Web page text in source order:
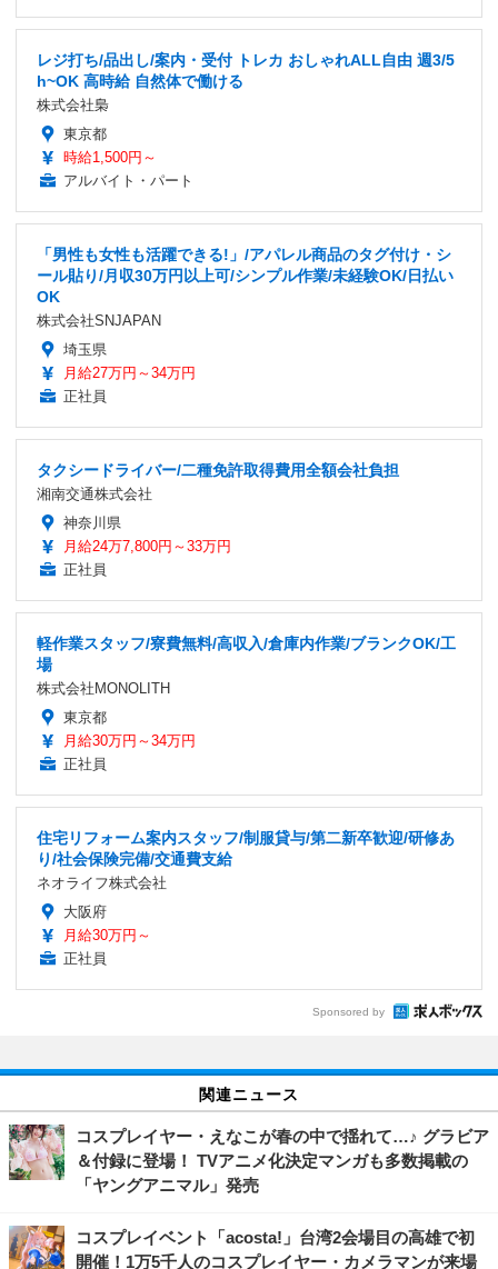
レジ打ち/品出し/案内・受付 トレカ おしゃれALL自由 週3/5
h~OK 高時給 自然体で働ける
株式会社梟
東京都
時給1,500円～
アルバイト・パート
「男性も女性も活躍できる!」/アパレル商品のタグ付け・シ
ール貼り/月収30万円以上可/シンプル作業/未経験OK/日払い
OK
株式会社SNJAPAN
埼玉県
月給27万円～34万円
正社員
タクシードライバー/二種免許取得費用全額会社負担
湘南交通株式会社
神奈川県
月給24万7,800円～33万円
正社員
軽作業スタッフ/寮費無料/高収入/倉庫内作業/ブランクOK/工
場
株式会社MONOLITH
東京都
月給30万円～34万円
正社員
住宅リフォーム案内スタッフ/制服貸与/第二新卒歓迎/研修あ
り/社会保険完備/交通費支給
ネオライフ株式会社
大阪府
月給30万円～
正社員
Sponsored by
関連ニュース
コスプレイヤー・えなこが春の中で揺れて…♪ グラビア
＆付録に登場！ TVアニメ化決定マンガも多数掲載の
「ヤングアニマル」発売
コスプレイベント「acosta!」台湾2会場目の高雄で初
開催！1万5千人のコスプレイヤー・カメラマンが来場